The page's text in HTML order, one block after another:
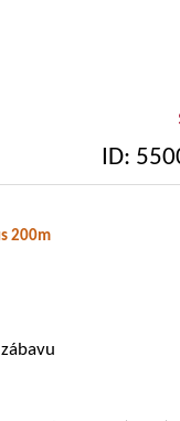
ID:
200m